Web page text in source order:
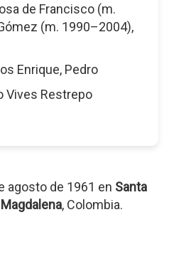
de Francisco (m.
(m. 1990–2004),
Enrique, Pedro
Vives Restrepo
agosto de 1961 en Santa
Magdalena, Colombia.